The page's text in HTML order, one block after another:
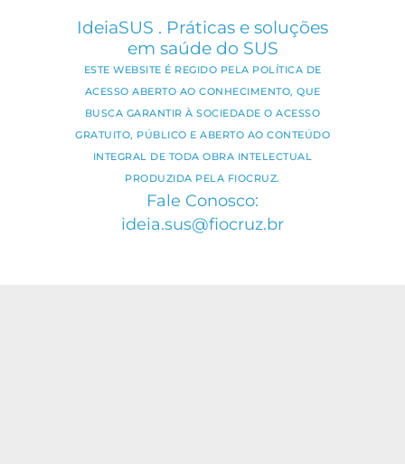
IdeiaSUS . Práticas e soluções
em saúde do SUS
ESTE WEBSITE É REGIDO PELA POLÍTICA DE
ACESSO ABERTO AO CONHECIMENTO, QUE
BUSCA GARANTIR À SOCIEDADE O ACESSO
GRATUITO, PÚBLICO E ABERTO AO CONTEÚDO
INTEGRAL DE TODA OBRA INTELECTUAL
PRODUZIDA PELA FIOCRUZ.
Fale Conosco:
ideia.sus@fiocruz.br